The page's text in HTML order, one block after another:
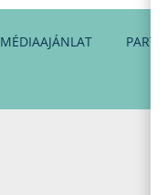
MÉDIAAJÁNLAT